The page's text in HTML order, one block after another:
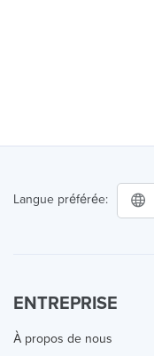
Langue préférée:
ENTREPRISE
À propos de nous